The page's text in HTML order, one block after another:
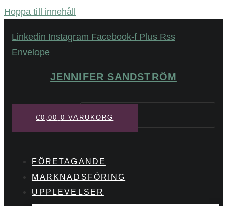
Hoppa till innehåll
Linkedin Instagram Facebook-f Plus Rss
Envelope
JENNIFER SANDSTRÖM
Sök
€0,00 0 VARUKORG
FÖRETAGANDE
MARKNADSFÖRING
UPPLEVELSER